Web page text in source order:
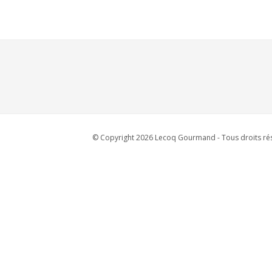
© Copyright 2026 Lecoq Gourmand - Tous droits